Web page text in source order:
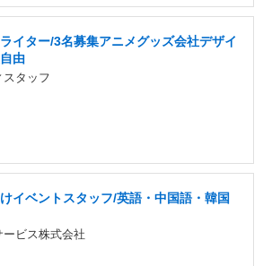
イター/3名募集アニメグッズ会社デザイ
由
タッフ
イベントスタッフ/英語・中国語・韓国
ービス株式会社